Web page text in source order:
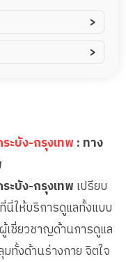
ะบัง-กรุงเทพ : ทาง
ะบัง-กรุงเทพ เปรียบ
ให้บริการดูแลทั้งแบบ
เชี่ยวชาญด้านการดูแล
ทั้งด้านร่างกาย จิตใจ